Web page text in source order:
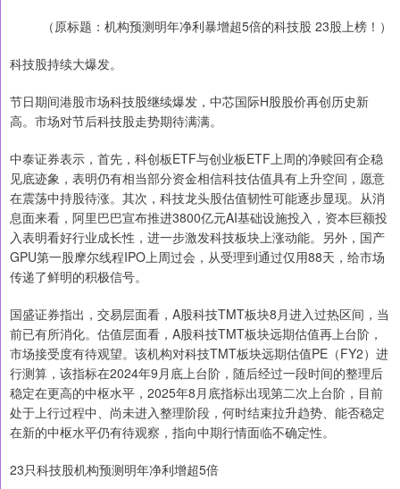
（原标题：机构预测明年净利暴增超5倍的科技股 23股上榜！）
科技股持续大爆发。
节日期间港股市场科技股继续爆发，中芯国际H股股价再创历史新
高。市场对节后科技股走势期待满满。
中泰证券表示，首先，科创板ETF与创业板ETF上周的净赎回有企稳
见底迹象，表明仍有相当部分资金相信科技估值具有上升空间，愿意
在震荡中持股待涨。其次，科技龙头股估值韧性可能逐步显现。从消
息面来看，阿里巴巴宣布推进3800亿元AI基础设施投入，资本巨额投
入表明看好行业成长性，进一步激发科技板块上涨动能。另外，国产
GPU第一股摩尔线程IPO上周过会，从受理到通过仅用88天，给市场
传递了鲜明的积极信号。
国盛证券指出，交易层面看，A股科技TMT板块8月进入过热区间，当
前已有所消化。估值层面看，A股科技TMT板块远期估值再上台阶，
市场接受度有待观望。该机构对科技TMT板块远期估值PE（FY2）进
行测算，该指标在2024年9月底上台阶，随后经过一段时间的整理后
稳定在更高的中枢水平，2025年8月底指标出现第二次上台阶，目前
处于上行过程中、尚未进入整理阶段，何时结束拉升趋势、能否稳定
在新的中枢水平仍有待观察，指向中期行情面临不确定性。
23只科技股机构预测明年净利增超5倍